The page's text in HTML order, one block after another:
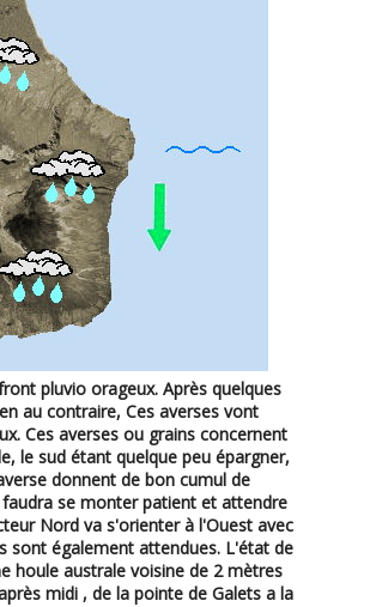
pluvio orageux. Après quelques
au contraire, Ces averses vont
Ces averses ou grains concernent
le sud étant quelque peu épargner,
donnent de bon cumul de
se monter patient et attendre
Nord va s'orienter à l'Ouest avec
sont également attendues. L'état de
houle australe voisine de 2 mètres
midi , de la pointe de Galets a la